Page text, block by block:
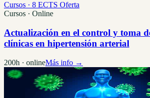
Cursos · 8 ECTS Oferta
Cursos · Online
Actualización en el control y toma
clínicas en hipertensión arterial
200h · onlineMás info →